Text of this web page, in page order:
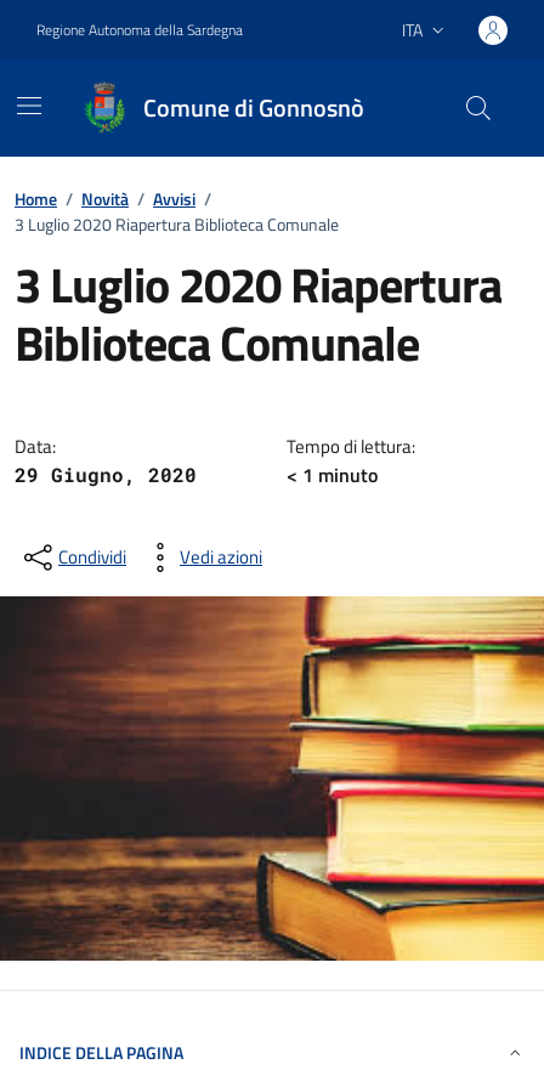
Regione Autonoma della Sardegna Lingua attiva:
ITA
Comune di Gonnosnò
Home / Novità / Avvisi /
3 Luglio 2020 Riapertura Biblioteca Comunale
3 Luglio 2020 Riapertura
Biblioteca Comunale
Data:
29 Giugno, 2020
Tempo di lettura:
< 1 minuto
Condividi Vedi azioni
INDICE DELLA PAGINA